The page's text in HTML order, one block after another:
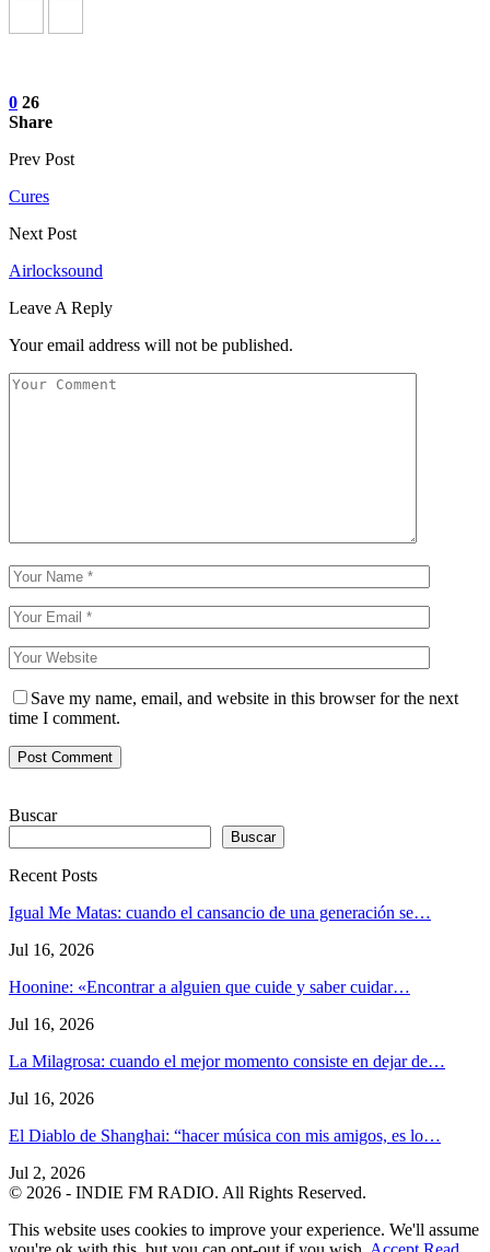
0 26
Share
Prev Post
Cures
Next Post
Airlocksound
Leave A Reply
Your email address will not be published.
Save my name, email, and website in this browser for the next
time I comment.
Buscar
Buscar
Recent Posts
Igual Me Matas: cuando el cansancio de una generación se…
Jul 16, 2026
Hoonine: «Encontrar a alguien que cuide y saber cuidar…
Jul 16, 2026
La Milagrosa: cuando el mejor momento consiste en dejar de…
Jul 16, 2026
El Diablo de Shanghai: “hacer música con mis amigos, es lo…
Jul 2, 2026
© 2026 - INDIE FM RADIO. All Rights Reserved.
This website uses cookies to improve your experience. We'll assume